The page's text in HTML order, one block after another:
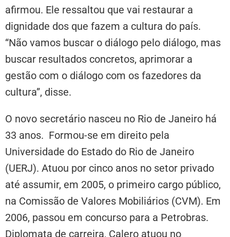
afirmou. Ele ressaltou que vai restaurar a
dignidade dos que fazem a cultura do país.
“Não vamos buscar o diálogo pelo diálogo, mas
buscar resultados concretos, aprimorar a
gestão com o diálogo com os fazedores da
cultura”, disse.
O novo secretário nasceu no Rio de Janeiro há
33 anos. Formou-se em direito pela
Universidade do Estado do Rio de Janeiro
(UERJ). Atuou por cinco anos no setor privado
até assumir, em 2005, o primeiro cargo público,
na Comissão de Valores Mobiliários (CVM). Em
2006, passou em concurso para a Petrobras.
Diplomata de carreira, Calero atuou no